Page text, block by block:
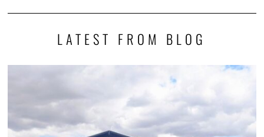
LATEST FROM BLOG